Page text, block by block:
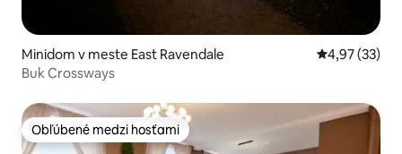
Minidom v meste East Ravendale Priemerné
4,97 (33)
Buk Crossways
Obľúbené medzi hosťami
Obľúbené medzi hosťami